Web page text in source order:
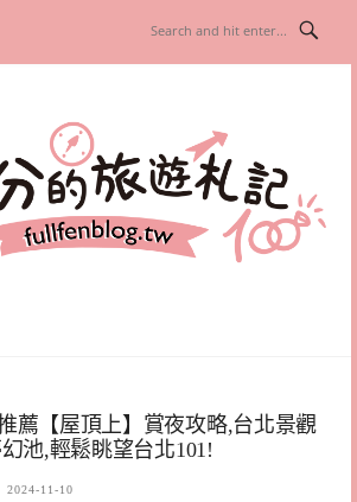
薦【屋頂上】賞夜攻略,台北景觀
池,輕鬆眺望台北101!
2024-11-10